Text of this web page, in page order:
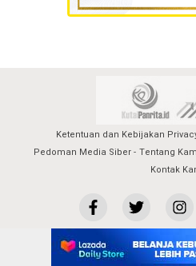
Ketentuan dan Kebijakan
Pedoman Media Siber
Tentang
Kontak